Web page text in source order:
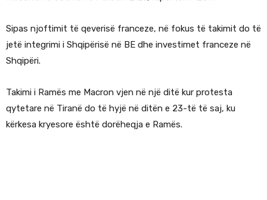
Sipas njoftimit të qeverisë franceze, në fokus të takimit do të
jetë integrimi i Shqipërisë në BE dhe investimet franceze në
Shqipëri.
Takimi i Ramës me Macron vjen në një ditë kur protesta
qytetare në Tiranë do të hyjë në ditën e 23-të të saj, ku
kërkesa kryesore është dorëheqja e Ramës.